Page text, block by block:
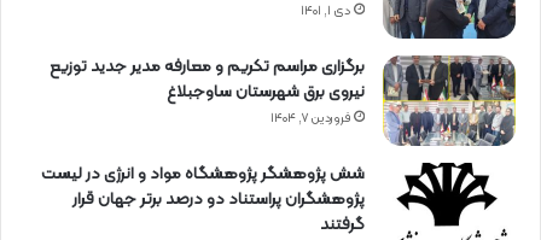
دی ۱, ۱۴۰۱
برگزاری مراسم تكریم و معارفه مدیر جدید توزیع
نیروی برق شهرستان ساوجبلاغ
فروردین ۷, ۱۴۰۴
شش پژوهشگر پژوهشگاه مواد و انرژی در لیست
پژوهشگران پراستناد دو درصد برتر جهان قرار
گرفتند